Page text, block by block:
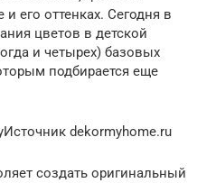
его оттенках. Сегодня в
цветов в детской
и четырех) базовых
подбирается еще
dekormyhome.ru
создать оригинальный